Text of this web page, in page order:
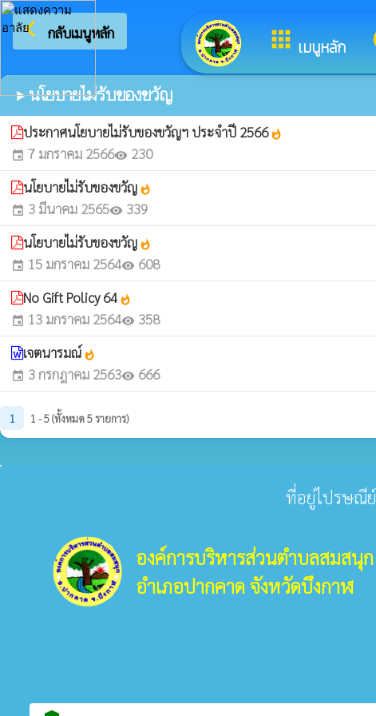
apps เมนูหลัก
arrow_back_ios กลับเมนูหลัก ยินดีต้อนรับสู่เ
play_arrowนโยบายไม่รับของขวัญ
ประกาศนโยบายไม่รับของขวัญฯ ประจำปี 2566whatshot
event 7 มกราคม 2566visibility 230
นโยบายไม่รับของขวัญ whatshot
event 3 มีนาคม 2565visibility 339
นโยบายไม่รับของขวัญ whatshot
event 15 มกราคม 2564visibility 608
No Gift Policy 64 whatshot
event 13 มกราคม 2564visibility 358
เจตนารมณ์ whatshot
event 3 กรกฎาคม 2563visibility 666
1 1 - 5 (ทั้งหมด 5 รายการ)
ที่อยู่ไปรษณี
องค์การบริหารส่วนตำบลสมสนุก
อำเภอปากคาด จังหวัดบึงกาฬ